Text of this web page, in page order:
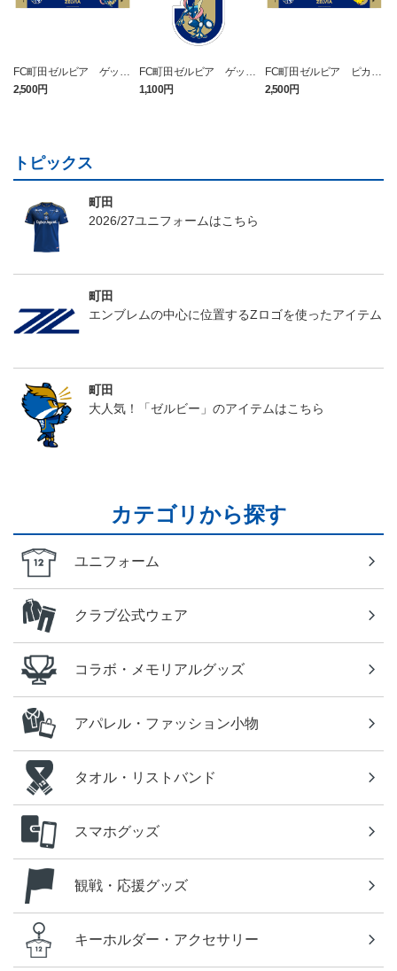
FC町田ゼルビア ゲッコ
ウガ タオルマフラー
2,500円
FC町田ゼルビア ゲッコ
ウガ キーホルダー
1,100円
FC町田ゼルビア ピカチ
ュウ タオルマフラー
2,500円
トピックス
町田
2026/27ユニフォームはこちら
町田
エンブレムの中心に位置するZロゴを使ったアイテム
町田
大人気！「ゼルビー」のアイテムはこちら
カテゴリから探す
ユニフォーム
クラブ公式ウェア
コラボ・メモリアルグッズ
アパレル・ファッション小物
タオル・リストバンド
スマホグッズ
観戦・応援グッズ
キーホルダー・アクセサリー